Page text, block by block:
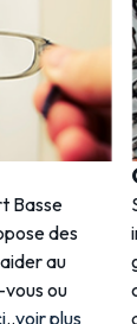
Basse
des
au
ou
..voir plus